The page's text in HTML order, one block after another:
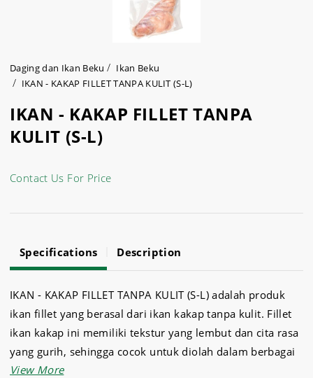
Daging dan Ikan Beku
Ikan Beku
IKAN - KAKAP FILLET TANPA KULIT (S-L)
IKAN - KAKAP FILLET TANPA
KULIT (S-L)
Contact Us For Price
Specifications Description
IKAN - KAKAP FILLET TANPA KULIT (S-L) adalah produk
ikan fillet yang berasal dari ikan kakap tanpa kulit. Fillet
ikan kakap ini memiliki tekstur yang lembut dan cita rasa
yang gurih, sehingga cocok untuk diolah dalam berbagai
masakan. IKAN - KAKAP FILLET TANPA KULIT (S-L)